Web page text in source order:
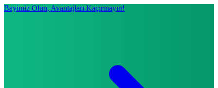
Bayimiz Olun, Avantajları Kaçırmayın!